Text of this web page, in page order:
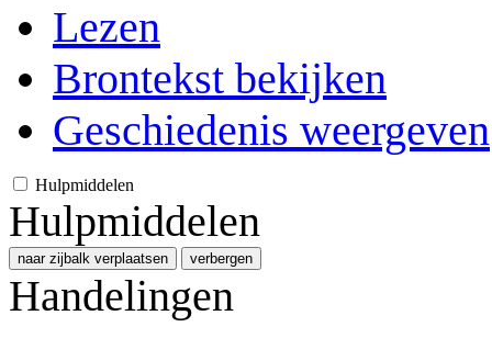
Lezen
Brontekst bekijken
Geschiedenis weergeven
Hulpmiddelen
Hulpmiddelen
naar zijbalk verplaatsen verbergen
Handelingen